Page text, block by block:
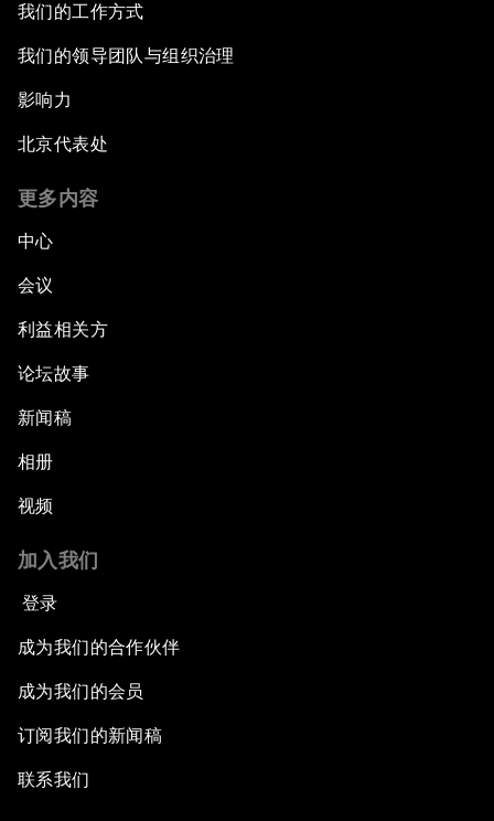
我们的工作方式
我们的领导团队与组织治理
影响力
北京代表处
更多内容
中心
会议
利益相关方
论坛故事
新闻稿
相册
视频
加入我们
登录
成为我们的合作伙伴
成为我们的会员
订阅我们的新闻稿
联系我们